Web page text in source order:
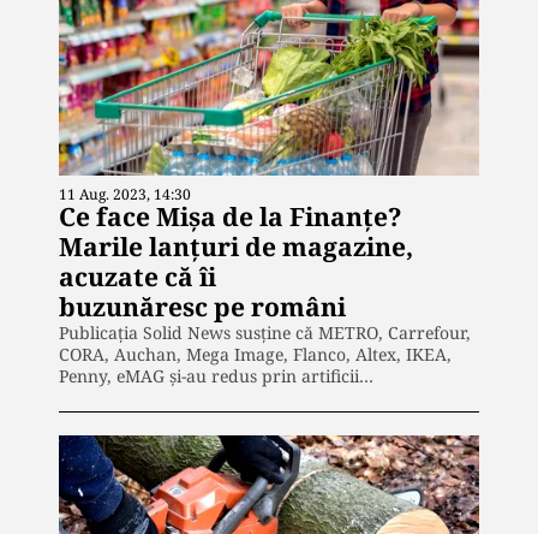
11 Aug. 2023, 14:30
Ce face Mișa de la Finanțe?
Marile lanțuri de magazine,
acuzate că îi
buzunăresc pe români
Publicația Solid News susține că METRO, Carrefour,
CORA, Auchan, Mega Image, Flanco, Altex, IKEA,
Penny, eMAG și-au redus prin artificii…